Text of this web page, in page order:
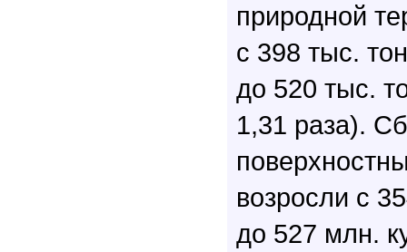
природной
с 398 тыс.
до 520 тыс.
1,31 раза).
возросли с
до 527 млн.